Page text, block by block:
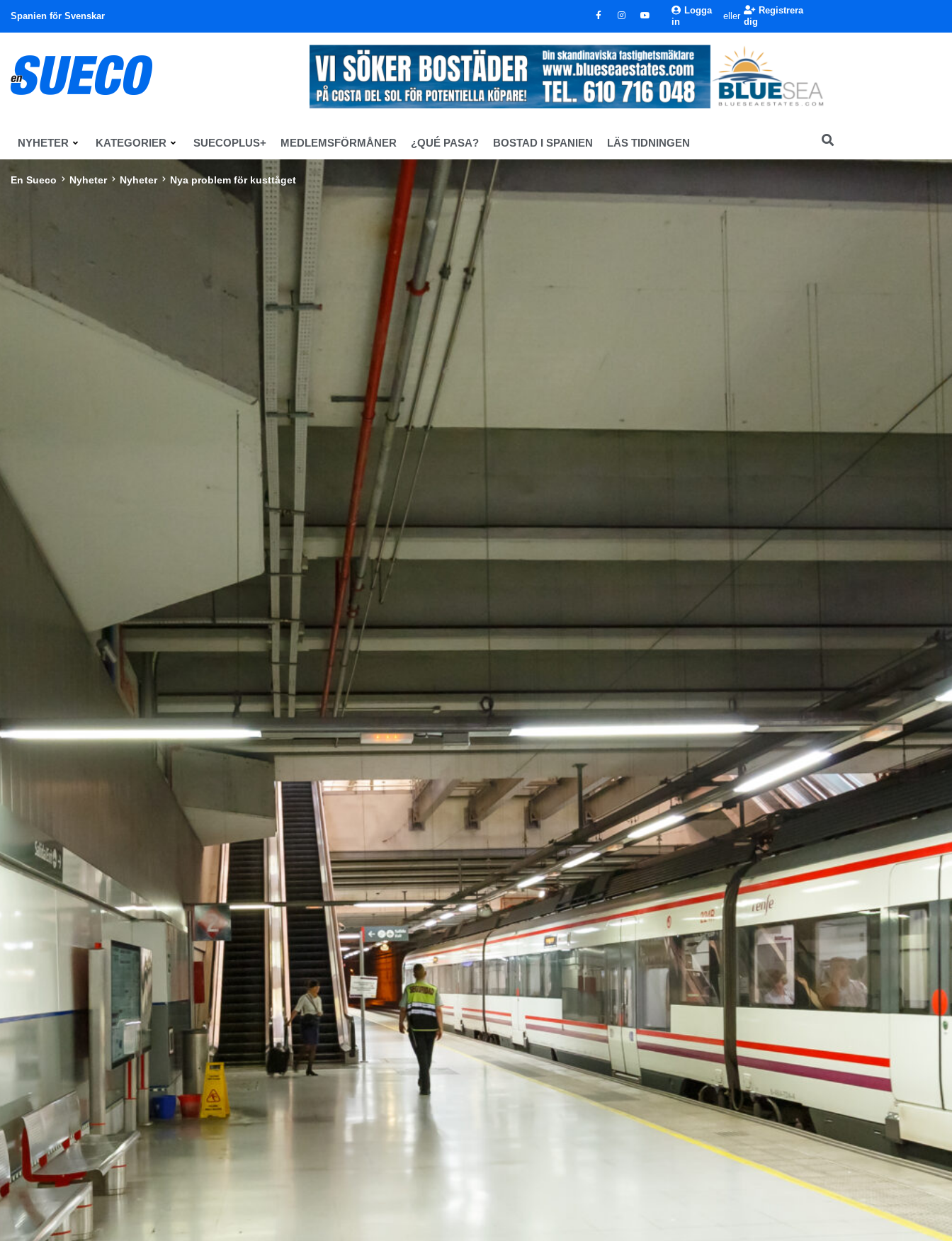
Spanien för Svenskar
Logga
in
eller
Registrera
dig
NYHETER KATEGORIER SUECOPLUS+ MEDLEMSFÖRMÅNER ¿QUÉ PASA? BOSTAD I SPANIEN LÄS TIDNINGEN
En Sueco Nyheter Nyheter Nya problem för kusttåget